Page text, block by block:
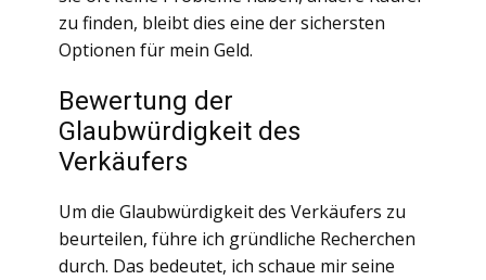
zu finden, bleibt dies eine der sichersten
Optionen für mein Geld.
Bewertung der
Glaubwürdigkeit des
Verkäufers
Um die Glaubwürdigkeit des Verkäufers zu
beurteilen, führe ich gründliche Recherchen
durch. Das bedeutet, ich schaue mir seine